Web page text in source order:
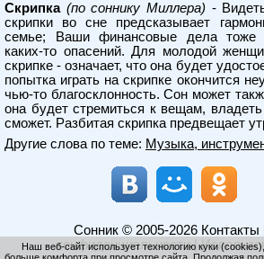
Скрипка (по соннику Миллера) -
скрипки во сне предсказывает
семье; Ваши финансовые дела тоже
каких-то опасений. Для молодой
скрипке - означает, что она будет
попытка играть на скрипке окончится
чью-то благосклонность. Сон может
она будет стремиться к вещам,
сможет. Разбитая скрипка предвещает
Другие слова по теме: Музыка,
Сонник© 2005-2026 Контакты
конфиденциальности|
Наш веб-сайт использует технологию куки